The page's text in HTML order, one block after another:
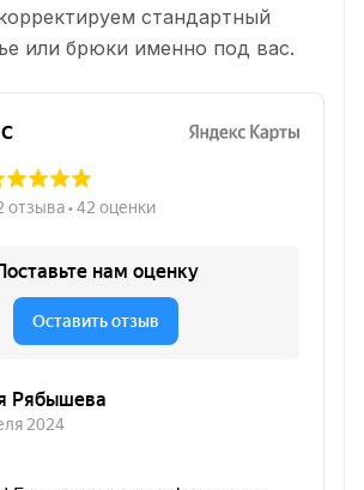
стандартный
или брюки именно под вас.